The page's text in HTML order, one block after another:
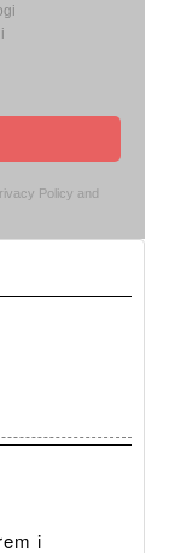
Policy and
i